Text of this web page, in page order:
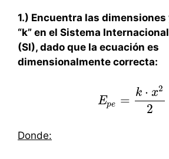
1.) Encuentra las
“k” en el Sistema
(SI), dado que la ecuación es
dimensionalmente correcta:
Epe =
k ⋅ x2
2
Ep e= k⋅x22
Donde: